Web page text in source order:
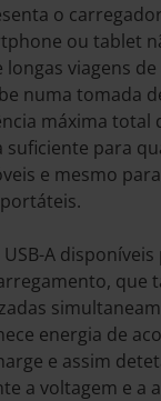
o
ou tablet
viagens de
numa tomada
máxima total
suficiente para
e mesmo
A disponíveis
que
energia de
e assim
a voltagem e a